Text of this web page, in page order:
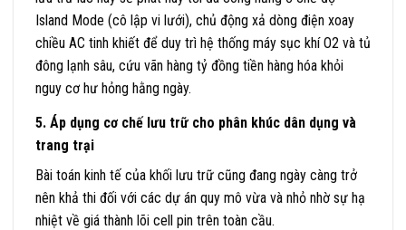
Island Mode (cô lập vi lưới), chủ động xả dòng điện xoay
chiều AC tinh khiết để duy trì hệ thống máy sục khí O2 và tủ
đông lạnh sâu, cứu vãn hàng tỷ đồng tiền hàng hóa khỏi
nguy cơ hư hỏng hằng ngày.
5. Áp dụng cơ chế lưu trữ cho phân khúc dân dụng và
trang trại
Bài toán kinh tế của khối lưu trữ cũng đang ngày càng trở
nên khả thi đối với các dự án quy mô vừa và nhỏ nhờ sự hạ
nhiệt về giá thành lõi cell pin trên toàn cầu.